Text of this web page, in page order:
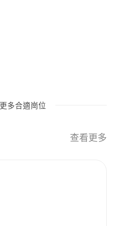
查詢、運送狀態追蹤、派
清晰及具同理心的回應。
投訴、錯漏件、損毀或遺
料完整性與可追溯性，支
。
與客戶反饋，協助編寫及
）、話術模板及內部知
多合適崗位
查看更多